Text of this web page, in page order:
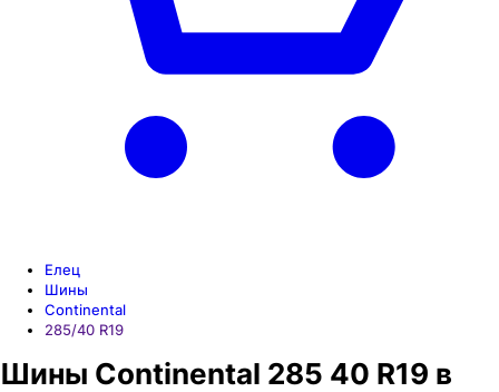
Елец
Шины
Continental
285/40 R19
Шины Continental 285 40 R19 в